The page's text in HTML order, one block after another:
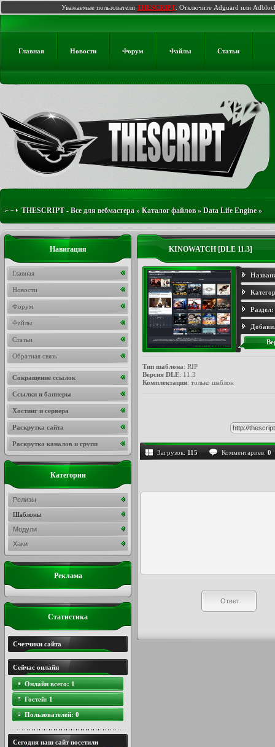
Уважаемые пользователи THESCRIPT. Отключите Adguard или
Главная Новости Форум Файлы Статьи
THESCRIPT - Все для вебмастера»Каталог файлов»Data Life Engine»
KINOWATCH [DLE 11.3]
KINOWATCH [DLE 11.3]
Раздел:
Тип шаблона: RIP
Версия DLE: 11.3
Комплектация: только шаблон
Загрузок: 115 Комментариев: 0
Навигация
Главная
Новости
Форум
Файлы
Статьи
Обратная связь
Сокращение ссылок
Ссылки и баннеры
Хостинг и сервера
Раскрутка сайта
Раскрутка каналов и групп
Категории
Релизы
Шаблоны
Модули
Хаки
Реклама
Статистика
Счетчики сайта
Сейчас онлайн
Онлайн всего:1
Гостей:1
Пользователей:0
Сегодня наш сайт посетили